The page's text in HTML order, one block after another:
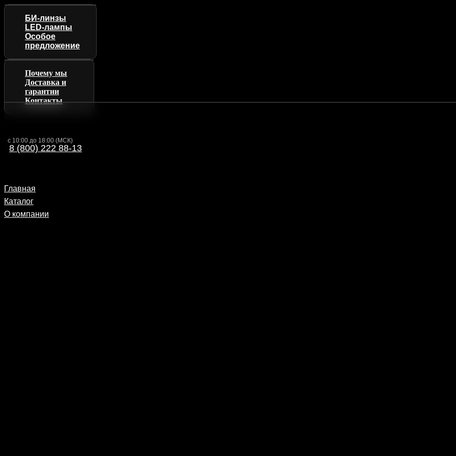
с 10:00 до 18:00 (МСК)
8 (800) 222 88-13
Главная
Каталог
О компании
БИ-линзы
LED-лампы
Особое
предложение
Почему мы
Доставка и
гарантии
Контакты